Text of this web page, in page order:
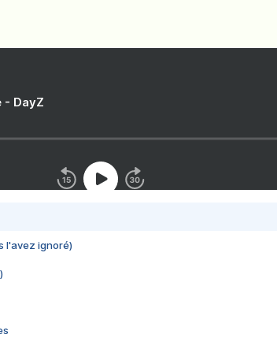
- DayZ
l'avez ignoré)